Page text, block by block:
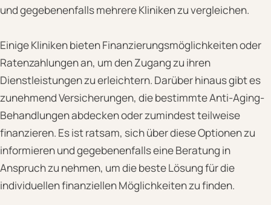
und gegebenenfalls mehrere Kliniken zu vergleichen.
Einige Kliniken bieten Finanzierungsmöglichkeiten oder
Ratenzahlungen an, um den Zugang zu ihren
Dienstleistungen zu erleichtern. Darüber hinaus gibt es
zunehmend Versicherungen, die bestimmte Anti-Aging-
Behandlungen abdecken oder zumindest teilweise
finanzieren. Es ist ratsam, sich über diese Optionen zu
informieren und gegebenenfalls eine Beratung in
Anspruch zu nehmen, um die beste Lösung für die
individuellen finanziellen Möglichkeiten zu finden.